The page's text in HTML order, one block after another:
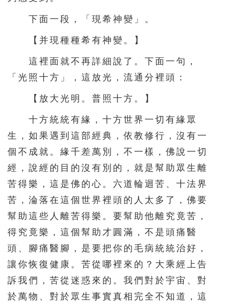
421 422 423
456 457 458 459 460
461 462 463 464 465
466 467 468 469 470
471 472 473 474 475
481 482 483 484 485
486 487 488 489 490
491 492 493 494 495
496 497 498 499 500
下面一段，「現希神變」。
【并現種種希有神變。】
這裡面就不再詳細說了。下面一句，
「光照十方」，這放光，流通分裡頭：
【放大光明。普照十方。】
十方統統有緣，十方世界一切有緣眾
生，如果遇到這部經典，依教修行，沒有一
個不成就。緣千差萬別，不一樣，佛說一切
經，說經的目的沒有別的，就是幫助眾生離
苦得樂，這是佛的心。六道輪迴苦、十法界
苦，淪落在這個世界裡頭的人太多了，佛要
幫助這些人離苦得樂。要幫助他離究竟苦，
得究竟樂，這個幫助才圓滿，不是頭痛醫
頭、腳痛醫腳，是要把你的毛病統統治好，
讓你恢復健康。苦從哪裡來的？大乘經上告
訴我們，苦從迷惑來的。我們對於宇宙、對
於萬物、對於眾生事實真相完全不知道，這